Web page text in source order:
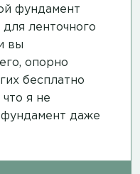
фундамент
ленточного
вы
опорно
бесплатно
я не
даже